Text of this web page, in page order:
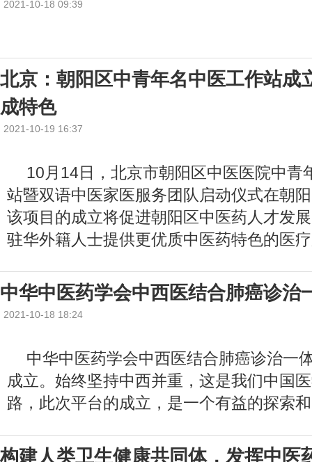
2021-10-18 09:39
北京：朝阳区中青年名中医工作站成
成特色
2021-10-19 16:37
10月14日，北京市朝阳区中医医院中青
站暨双语中医家医服务团队启动仪式在朝
该项目的成立将促进朝阳区中医药人才发
驻华外籍人士提供更优质中医药特色的医
中华中医药学会中西医结合肺癌诊治
2021-10-18 18:24
中华中医药学会中西医结合肺癌诊治一
成立。始终坚持中西并重，这是我们中国
路，此次平台的成立，是一个有益的探索
构建人类卫生健康共同体，发挥中医